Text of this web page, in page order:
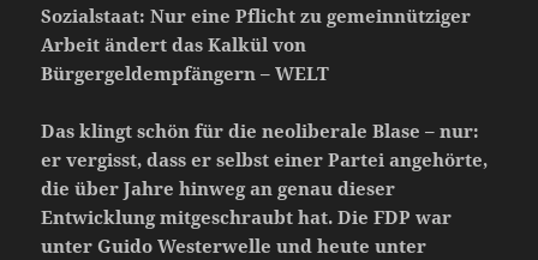
Sozialstaat: Nur eine Pflicht zu gemeinnütziger
Arbeit ändert das Kalkül von
Bürgergeldempfängern – WELT
Das klingt schön für die neoliberale Blase – nur:
er vergisst, dass er selbst einer Partei angehörte,
die über Jahre hinweg an genau dieser
Entwicklung mitgeschraubt hat. Die FDP war
unter Guido Westerwelle und heute unter